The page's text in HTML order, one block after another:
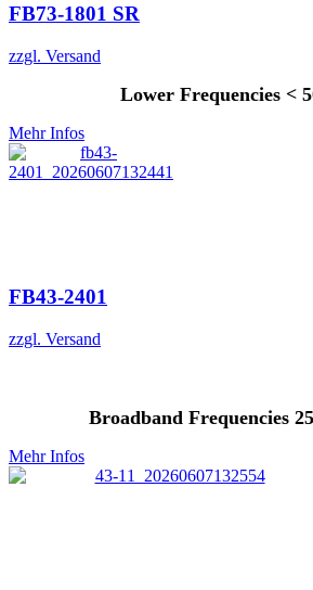
FB73-1801 SR
zzgl. Versand
Lower Frequencies <
Mehr Infos
FB43-2401
zzgl. Versand
Broadband Frequencies
Mehr Infos